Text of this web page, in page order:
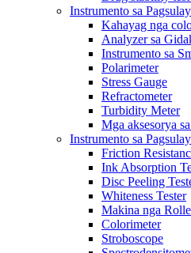
Instrumento sa
Kahayag nga
Analyzer sa
Instrumento sa
Polarimeter
Stress Gauge
Refractometer
Turbidity Meter
Mga aksesorya
Instrumento sa
Friction
Ink Absorption
Disc Peeling
Whiteness Tester
Makina nga
Colorimeter
Stroboscope